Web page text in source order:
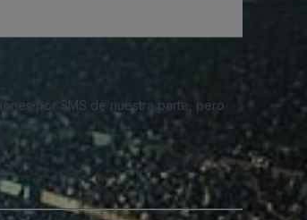
por SMS de nuestra parte, pero